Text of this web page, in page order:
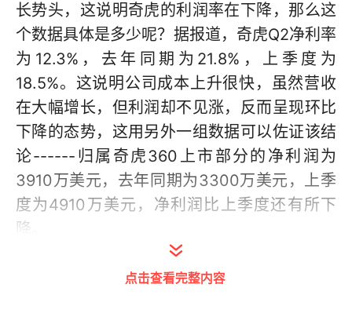
长势头，这说明奇虎的利润率在下降，那么这
个数据具体是多少呢？据报道，奇虎Q2净利率
为12.3%，去年同期为21.8%，上季度为
18.5%。这说明公司成本上升很快，虽然营收
在大幅增长，但利润却不见涨，反而呈现环比
下降的态势，这用另外一组数据可以佐证该结
论------归属奇虎360上市部分的净利润为
3910万美元，去年同期为3300万美元，上季
度为4910万美元，净利润比上季度还有所下
降。
当然，财报只是一个缩影，奇虎在互联网业务
点击查看完整内容